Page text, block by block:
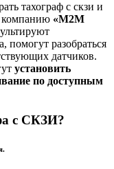
тахограф с скзи и
компанию «М2М
помогут разобраться
датчиков.
установить
по доступным
с СКЗИ?